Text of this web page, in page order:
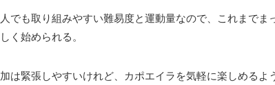
でも取り組みやすい難易度と運動量なので、これまでま
く始められる。
は緊張しやすいけれど、カポエイラを気軽に楽しめるよ